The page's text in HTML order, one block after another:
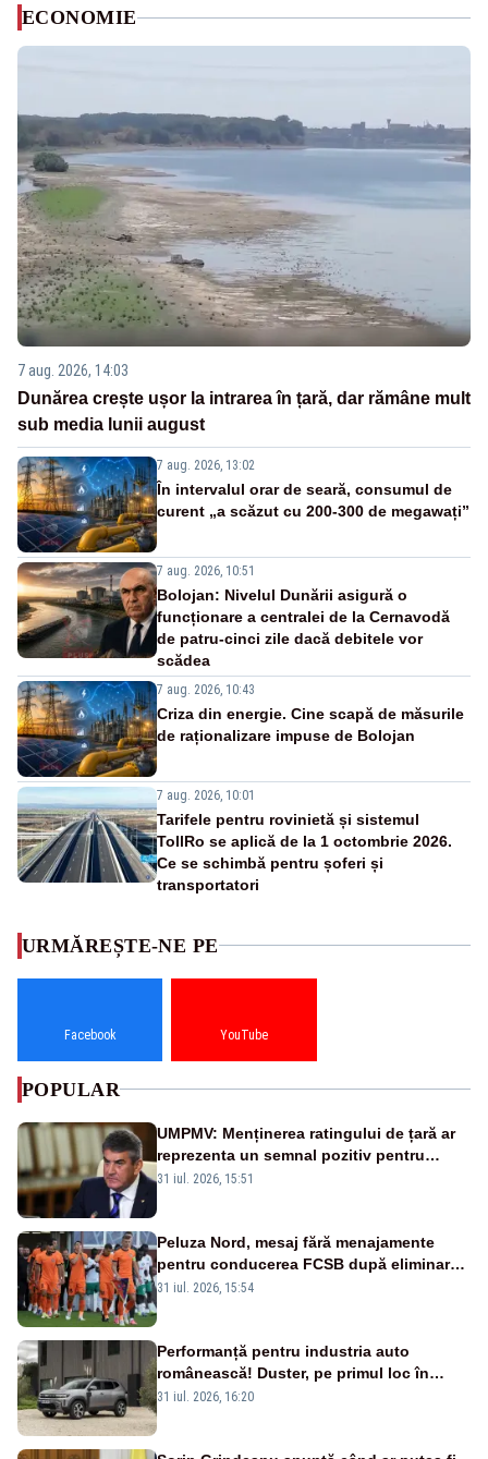
ECONOMIE
7 aug. 2026, 14:03
Dunărea crește ușor la intrarea în țară, dar rămâne mult
sub media lunii august
7 aug. 2026, 13:02
În intervalul orar de seară, consumul de
curent „a scăzut cu 200-300 de megawați”
7 aug. 2026, 10:51
Bolojan: Nivelul Dunării asigură o
funcționare a centralei de la Cernavodă
de patru-cinci zile dacă debitele vor
scădea
7 aug. 2026, 10:43
Criza din energie. Cine scapă de măsurile
de raționalizare impuse de Bolojan
7 aug. 2026, 10:01
Tarifele pentru rovinietă și sistemul
TollRo se aplică de la 1 octombrie 2026.
Ce se schimbă pentru șoferi și
transportatori
URMĂREȘTE-NE PE
Facebook YouTube
POPULAR
UMPMV: Menținerea ratingului de țară ar
reprezenta un semnal pozitiv pentru
România. Autoritățile trebuie să continue
31 iul. 2026, 15:51
Peluza Nord, mesaj fără menajamente
pentru conducerea FCSB după eliminarea
rușinoasă din Conference League
31 iul. 2026, 15:54
Performanță pentru industria auto
românească! Duster, pe primul loc în
topul vânzărilor din Ucraina
31 iul. 2026, 16:20